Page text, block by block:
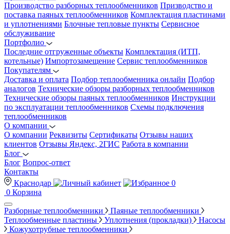
Производство разборных теплообменников Призводство и
поставка паяных теплообменников Комплектация пластинами
и уплотнениями Блочные тепловые пункты Сервисное
обслуживание
Портфолио
Последние отгруженные объекты Комплектация (ИТП,
котельные) Импортозамещение Сервис теплообменников
Покупателям
Доставка и оплата Подбор теплообменника онлайн Подбор
аналогов Технические обзоры разборных теплообменников
Технические обзоры паяных теплообменников Инструкции
по эксплуатации теплообменников Схемы подключения
теплообменников
О компании
О компании Реквизиты Сертификаты Отзывы наших
клиентов Отзывы Яндекс, 2ГИС Работа в компании
Блог
Блог Вопрос-ответ
Контакты
Краснодар
0
0 Корзина
Разборные теплообменники
Паяные теплообменники
Теплообменные пластины
Уплотнения (прокладки)
Насосы
Кожухотрубные теплообменники